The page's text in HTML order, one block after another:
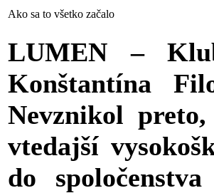
Ako sa to všetko začalo
LUMEN –
Konštantína
Nevznikol
vtedajší
do